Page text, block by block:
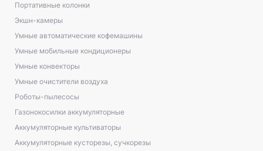
Портативные колонки
Экшн-камеры
Умные автоматические кофемашины
Умные мобильные кондиционеры
Умные конвекторы
Умные очистители воздуха
Роботы-пылесосы
Газонокосилки аккумуляторные
Аккумуляторные культиваторы
Аккумуляторные кусторезы, сучкорезы